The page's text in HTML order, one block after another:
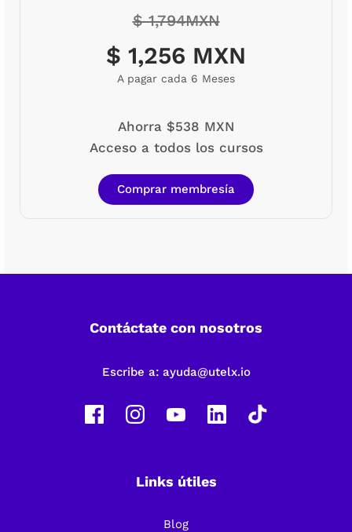
$ 1,794MXN
$ 1,256 MXN
A pagar cada 6 Meses
Ahorra $538 MXN
Acceso a todos los cursos
Comprar membresía
Contáctate con nosotros
Escribe a: ayuda@utelx.io
Links útiles
Blog